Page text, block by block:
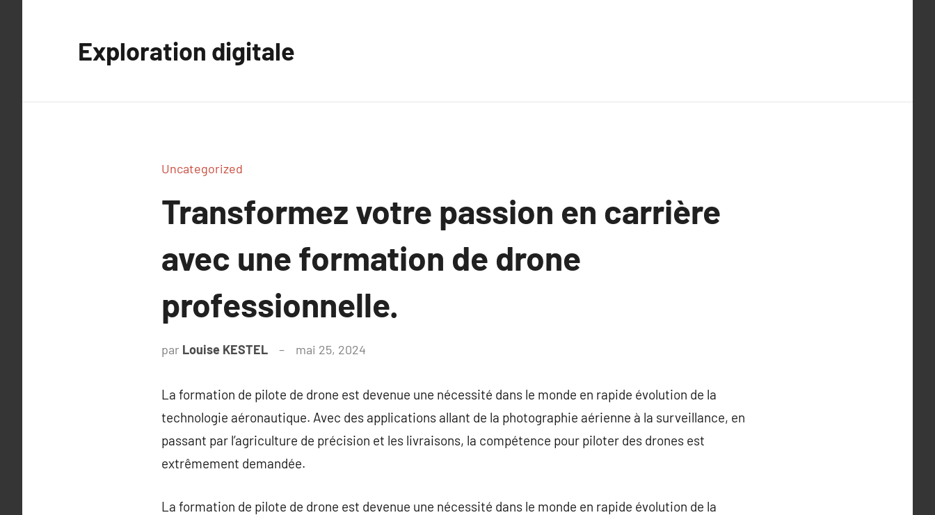
Exploration digitale
Uncategorized
Transformez votre passion en carrière
avec une formation de drone
professionnelle.
par Louise KESTEL mai 25, 2024
La formation de pilote de drone est devenue une nécessité dans le monde en rapide évolution de la
technologie aéronautique. Avec des applications allant de la photographie aérienne à la surveillance, en
passant par l’agriculture de précision et les livraisons, la compétence pour piloter des drones est
extrêmement demandée.
La formation de pilote de drone est devenue une nécessité dans le monde en rapide évolution de la